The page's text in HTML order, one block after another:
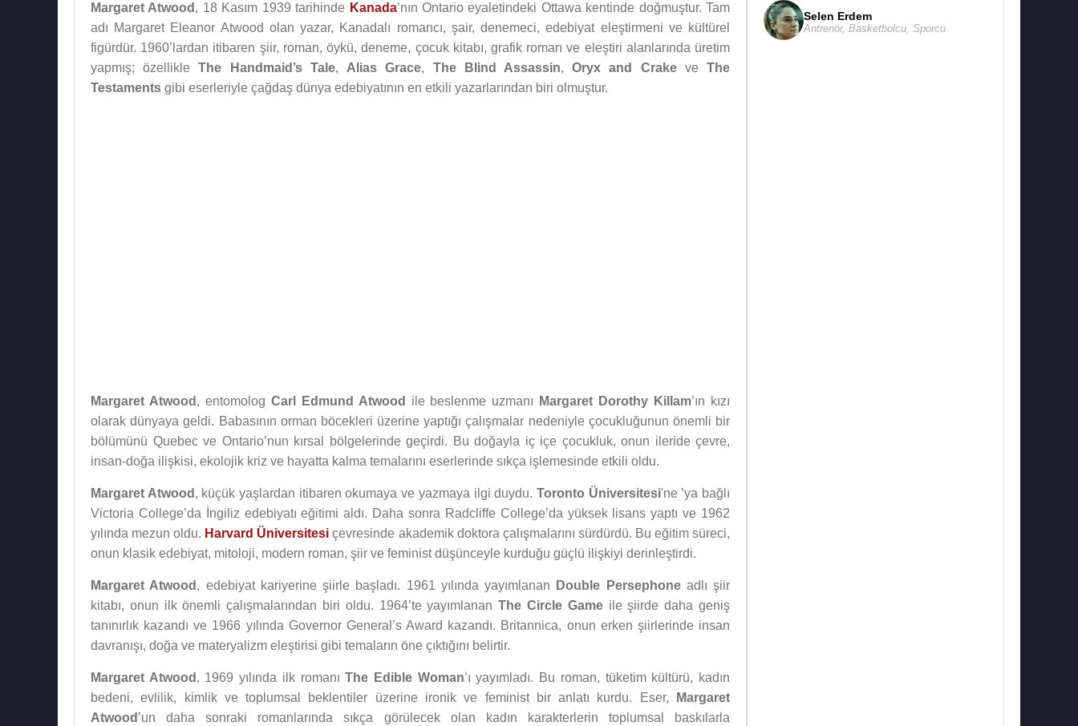
Margaret Atwood , 18 Kasım 1939 tarihinde Kanada’nın Ontario eyaletindeki Ottawa kentinde doğmuştur. Tam
adı Margaret Eleanor Atwood olan yazar, Kanadalı romancı, şair, denemeci, edebiyat eleştirmeni ve kültürel
figürdür. 1960’lardan itibaren şiir, roman, öykü, deneme, çocuk kitabı, grafik roman ve eleştiri alanlarında üretim
yapmış; özellikleThe Handmaid’s Tale, Alias Grace, The Blind Assassin,Oryx and CrakeveThe
Testaments gibi eserleriyle çağdaş dünya edebiyatının en etkili yazarlarından biri olmuştur.
Margaret Atwood , entomolog Carl Edmund Atwood ile beslenme uzmanı Margaret Dorothy Killam’ın kızı
olarak dünyaya geldi. Babasının orman böcekleri üzerine yaptığı çalışmalar nedeniyle çocukluğunun önemli bir
bölümünü Quebec ve Ontario’nun kırsal bölgelerinde geçirdi. Bu doğayla iç içe çocukluk, onun ileride çevre,
insan-doğa ilişkisi, ekolojik kriz ve hayatta kalma temalarını eserlerinde sıkça işlemesinde etkili oldu.
Margaret Atwood , küçük yaşlardan itibaren okumaya ve yazmaya ilgi duydu. Toronto Üniversitesi'ne ’ya bağlı
Victoria College’da İngiliz edebiyatı eğitimi aldı. Daha sonra Radcliffe College’da yüksek lisans yaptı ve 1962
yılında mezun oldu. Harvard Üniversitesi çevresinde akademik doktora çalışmalarını sürdürdü. Bu eğitim süreci,
onun klasik edebiyat, mitoloji, modern roman, şiir ve feminist düşünceyle kurduğu güçlü ilişkiyi derinleştirdi.
Margaret Atwood , edebiyat kariyerine şiirle başladı. 1961 yılında yayımlanan Double Persephoneadlı şiir
kitabı, onun ilk önemli çalışmalarından biri oldu. 1964’te yayımlananThe Circle Gameile şiirde daha geniş
tanınırlık kazandı ve 1966 yılında Governor General’s Award kazandı. Britannica, onun erken şiirlerinde insan
davranışı, doğa ve materyalizm eleştirisi gibi temaların öne çıktığını belirtir.
Margaret Atwood , 1969 yılında ilk romanıThe Edible Woman’ı yayımladı. Bu roman, tüketim kültürü, kadın
bedeni, evlilik, kimlik ve toplumsal beklentiler üzerine ironik ve feminist bir anlatı kurdu. Eser,
Margaret
Atwood ’un daha sonraki romanlarında sıkça görülecek olan kadın karakterlerin toplumsal baskılarla
Selen Erdem
Antrenör, Basketbolcu Sporcu